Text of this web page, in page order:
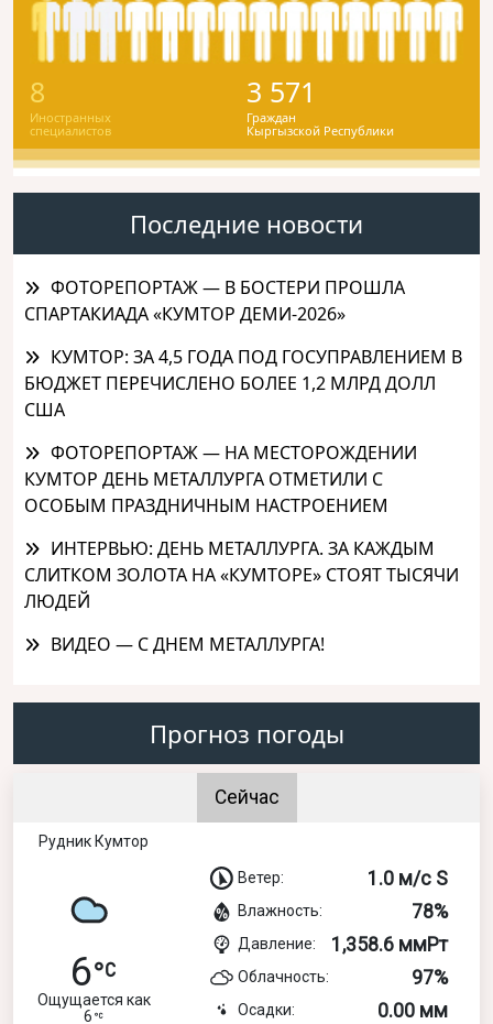
8
Иностранных
специалистов
3 571
Граждан
Кыргызской Республики
Последние новости
ФОТОРЕПОРТАЖ — В БОСТЕРИ ПРОШЛА
СПАРТАКИАДА «КУМТОР ДЕМИ-2026»
КУМТОР: ЗА 4,5 ГОДА ПОД ГОСУПРАВЛЕНИЕМ В
БЮДЖЕТ ПЕРЕЧИСЛЕНО БОЛЕЕ 1,2 МЛРД ДОЛЛ
США
ФОТОРЕПОРТАЖ — НА МЕСТОРОЖДЕНИИ
КУМТОР ДЕНЬ МЕТАЛЛУРГА ОТМЕТИЛИ С
ОСОБЫМ ПРАЗДНИЧНЫМ НАСТРОЕНИЕМ
ИНТЕРВЬЮ: ДЕНЬ МЕТАЛЛУРГА. ЗА КАЖДЫМ
СЛИТКОМ ЗОЛОТА НА «КУМТОРЕ» СТОЯТ ТЫСЯЧИ
ЛЮДЕЙ
ВИДЕО — С ДНЕМ МЕТАЛЛУРГА!
Прогноз погоды
Сейчас
Рудник Кумтор
6
Ощущается как
6
Ветер: 1.0 м/с S
Влажность: 78%
Давление: 1,358.6 ммРт
Облачность: 97%
Осадки: 0.00 мм